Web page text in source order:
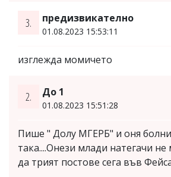
3. предизвикателно
01.08.2023 15:53:11
изглежда момичето
2. До 1
01.08.2023 15:51:28
Пише " Долу МГЕРБ" и оня
така....Онези млади натегачи не
да трият постове сега във